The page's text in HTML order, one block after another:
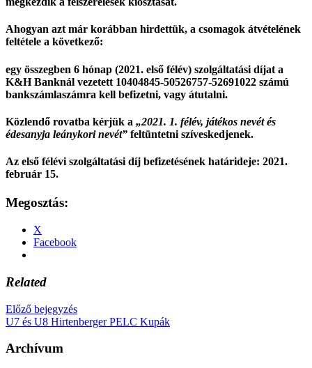
Ahogyan azt már korábban hirdettük, a csomagok átvételének
feltétele a következő:
egy összegben 6 hónap (2021. első félév) szolgáltatási díjat a
K&H Banknál vezetett 10404845-50526757-52691022 számú
bankszámlaszámra kell befizetni, vagy átutalni.
Közlendő rovatba kérjük a „2021. 1. félév, játékos nevét és
édesanyja leánykori nevét” feltüntetni szíveskedjenek.
Az első félévi szolgáltatási díj befizetésének határideje: 2021.
február 15.
Megosztás:
X
Facebook
Related
Előző bejegyzés
U7 és U8 Hirtenberger PELC Kupák
Archívum